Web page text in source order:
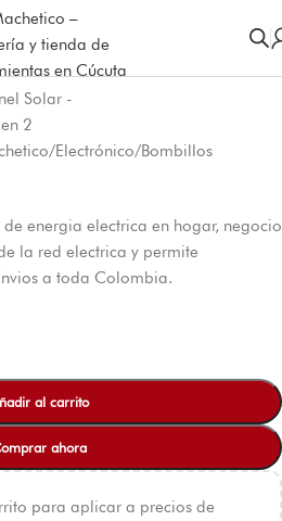
/Electrónico/Bombillos
energia electrica en hogar, negocio
la red electrica y permite
a toda Colombia.
al carrito
ahora
para aplicar a precios de